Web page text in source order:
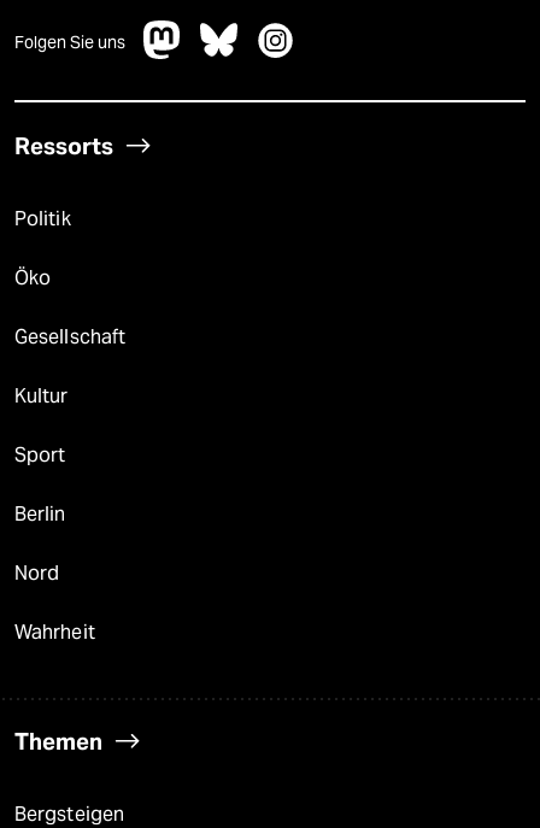
Folgen Sie uns
Ressorts
Politik
Öko
Gesellschaft
Kultur
Sport
Berlin
Nord
Wahrheit
Themen
Bergsteigen